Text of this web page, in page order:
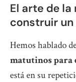
El arte de
construir
Hemos hablado
matutinos para
está en su